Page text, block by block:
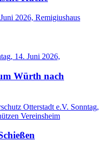
2026, Remigiushaus
14. Juni 2026,
Würth nach
Otterstadt e.V. Sonntag,
Vereinsheim